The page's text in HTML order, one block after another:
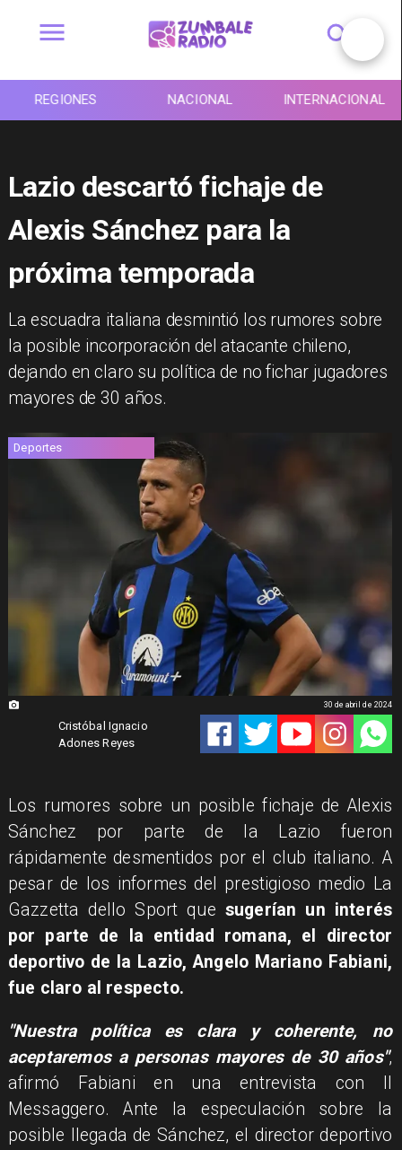
REGIONES NACIONAL INTERNACIONAL
Lazio descartó fichaje de
Alexis Sánchez para la
próxima temporada
La escuadra italiana desmintió los rumores sobre
la posible incorporación del atacante chileno,
dejando en claro su política de no fichar jugadores
mayores de 30 años.
Deportes
Cristóbal Ignacio
Adones Reyes
30 de abril de 2024
Los rumores sobre un posible fichaje de Alexis
Sánchez por parte de la Lazio fueron
rápidamente desmentidos por el club italiano. A
pesar de los informes del prestigioso medio La
Gazzetta dello Sport que sugerían un interés
por parte de la entidad romana, el director
deportivo de la Lazio, Angelo Mariano Fabiani,
fue claro al respecto.
"Nuestra política es clara y coherente, no
aceptaremos a personas mayores de 30 años",
afirmó Fabiani en una entrevista con Il
Messaggero. Ante la especulación sobre la
posible llegada de Sánchez, el director deportivo